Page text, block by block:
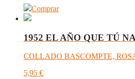
Comprar
1952 EL AÑO QUE TÚ
COLLADO BASCOMPTE,
5,95 €